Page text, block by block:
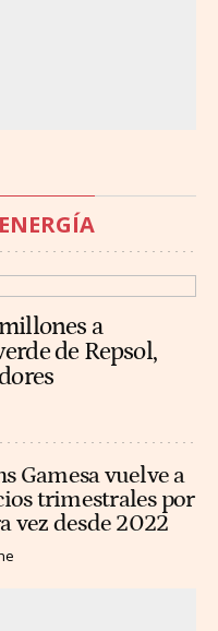
a
de Repsol,
Gamesa vuelve a
trimestrales por
vez desde 2022